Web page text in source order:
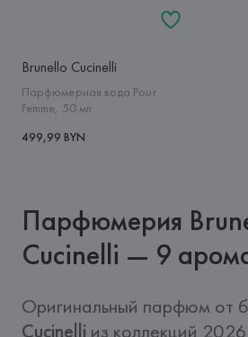
Brunello Cucinelli
Парфюмерная вода Pour
Femme, 50 мл
499,99 BYN
Парфюмерия
Cucinelli — 9
Оригинальный парфюм от
Cucinelli из коллекций